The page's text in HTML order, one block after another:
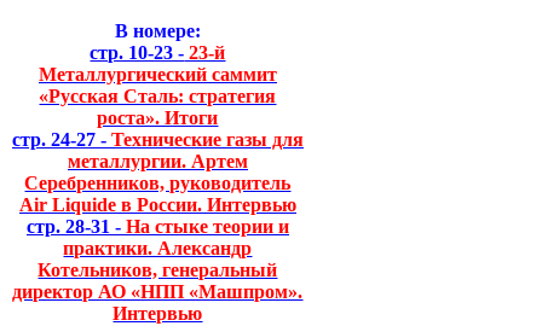
В номере:
стр. 10-23 - 23-й
Металлургический саммит
«Русская Сталь: стратегия
роста». Итоги
стр. 24-27 - Технические газы для
металлургии. Артем
Серебренников, руководитель
Air Liquide в России. Интервью
стр. 28-31 - На стыке теории и
практики. Александр
Котельников, генеральный
директор АО «НПП «Машпром».
Интервью